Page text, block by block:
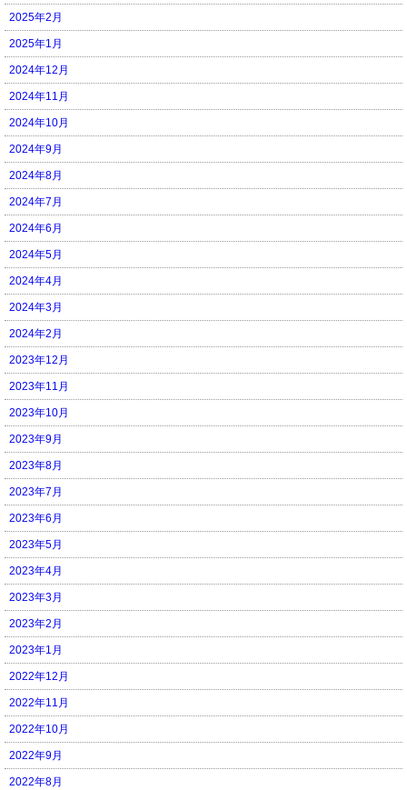
2025年2月
2025年1月
2024年12月
2024年11月
2024年10月
2024年9月
2024年8月
2024年7月
2024年6月
2024年5月
2024年4月
2024年3月
2024年2月
2023年12月
2023年11月
2023年10月
2023年9月
2023年8月
2023年7月
2023年6月
2023年5月
2023年4月
2023年3月
2023年2月
2023年1月
2022年12月
2022年11月
2022年10月
2022年9月
2022年8月